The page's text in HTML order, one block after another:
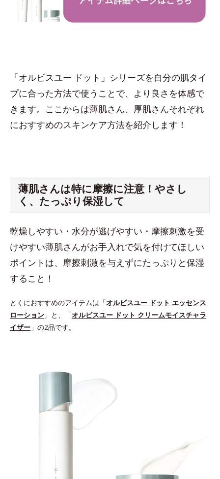
「オルビスユー ドット」シリーズを自分の肌タイ
プに合った方法で使うことで、より良さを体感で
きます。ここからは薄肌さん、厚肌さんそれぞれ
におすすめのスキンケア方法を紹介します！
薄肌さんは特に摩擦に注意！やさし
く、たっぷり保湿して
乾燥しやすい・水分が逃げやすい・摩擦刺激を受
けやすい薄肌さんがお手入れで気を付けてほしい
ポイントは、摩擦刺激を与えずにたっぷりと保湿
すること！
とくにおすすめのアイテムは「オルビスユー ドット エッセンス
ローション 」と、「オルビスユー ドット クリームモイスチャラ
イザー 」の2品です。